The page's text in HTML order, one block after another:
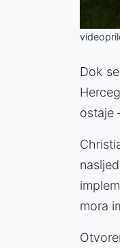
Dok
ostaje
mora